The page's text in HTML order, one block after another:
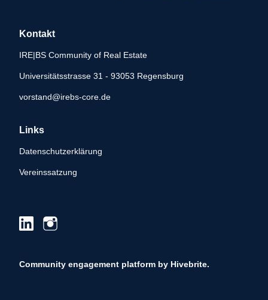
Kontakt
IRE|BS Community of Real Estate
Universitätsstrasse 31 - 93053 Regensburg
vorstand@irebs-core.de
Links
Datenschutzerklärung
Vereinssatzung
Community engagement platform by Hivebrite.